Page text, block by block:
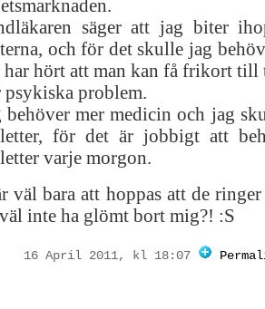
säger att jag biter
och för det skulle jag
har hört att man kan få frikort till
psykiska problem.
behöver mer medicin och jag
för det är jobbigt att
varje morgon.
väl bara att hoppas att de
inte ha glömt bort mig?! :S
16 April 2011, kl 18:07